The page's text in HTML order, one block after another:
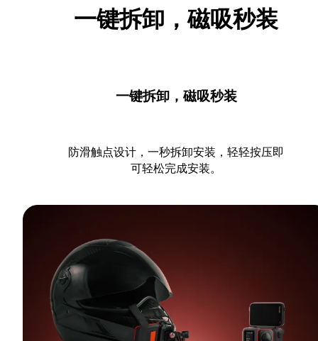
一键拆卸，磁吸秒装
一键拆卸，磁吸秒装
防滑触点设计，一秒拆卸安装，轻轻按压即
可轻松完成安装。